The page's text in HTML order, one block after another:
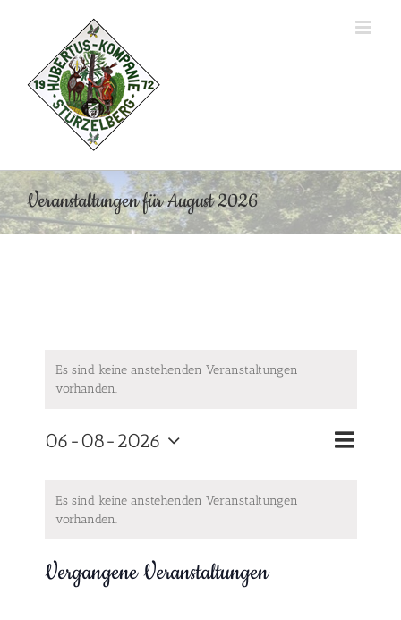
Veranstaltungen für August 2026
Es sind keine anstehenden Veranstaltungen
vorhanden.
Suche
Monat
06-08-2026
wählen.
Kalender
von
Veranstaltungen
Es sind keine anstehenden Veranstaltungen
vorhanden.
Vergangene Veranstaltungen